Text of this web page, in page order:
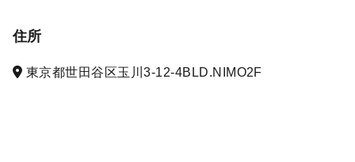
住所
東京都世田谷区玉川3-12-4BLD.NIMO2F